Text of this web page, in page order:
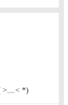
>﹏< *)